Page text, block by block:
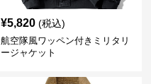
¥5,820 (税込)
航空隊風ワッペン付きミリタリ
ージャケット